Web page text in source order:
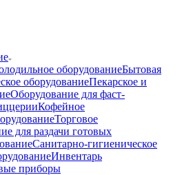
оборудованиеБытовая
оборудованиеПекарское и
Оборудование для фаст-
Кофейное
Торговое
для раздачи готовых
Санитарно-гигиеническое
Инвентарь
приборы